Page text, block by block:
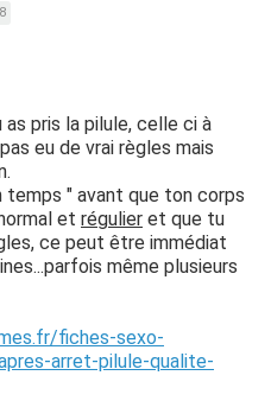
pris la pilule, celle ci à
eu de vrai règles mais
temps " avant que ton corps
et régulier et que tu
ce peut être immédiat
même plusieurs
fiches-sexo-
arret-pilule-qualite-